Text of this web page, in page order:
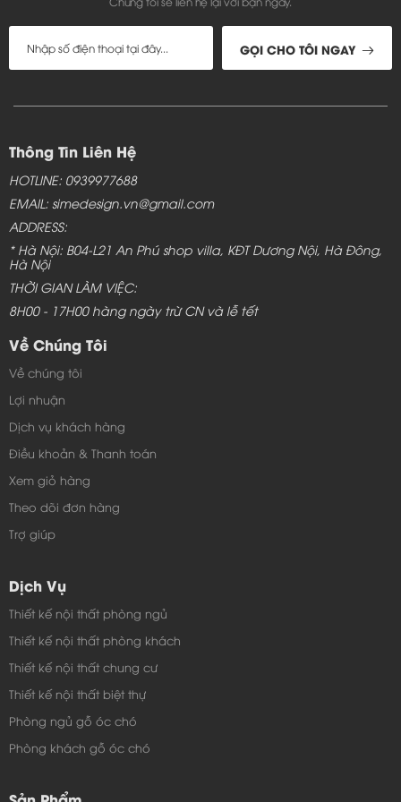
Bàn ghế Sofa gỗ được các gia đình lựa chọn nhiều
Mặt ghế ngồi và lưng tựa đều có đệm mút lót, mút sử
dụng bằng mút cứng đều được bọc bằng lớp nỉ bền
ngoài. Mút dùng cho ghế dài là mút kép với miếng
mút dài theo hình của ghế ngồi, lưng tựa bằng mút dời
ghép lại từng miếng. Ghế đơn được lót bằng từng
màu nâu kết hợp với màu của mút rất hài hòa và ấm
GỌI CHO TÔI NGAY
Thông Tin Liên Hệ
HOTLINE: 0939977688
EMAIL: simedesign.vn@gmail.com
ADDRESS:
* Hà Nội: B04-L21 An Phú shop villa, KĐT Dương Nội, Hà Đông,
Hà Nội
THỜI GIAN LÀM VIỆC:
8H00 - 17H00 hàng ngày trừ CN và lễ tết
Về Chúng Tôi
Về chúng tôi
Lợi nhuận
Dịch vụ khách hàng
Điều khoản & Thanh toán
Xem giỏ hàng
Theo dõi đơn hàng
Trợ giúp
Dịch Vụ
Thiết kế nội thất phòng ngủ
Thiết kế nội thất phòng khách
Thiết kế nội thất chung cư
Thiết kế nội thất biệt thự
Phòng ngủ gỗ óc chó
Phòng khách gỗ óc chó